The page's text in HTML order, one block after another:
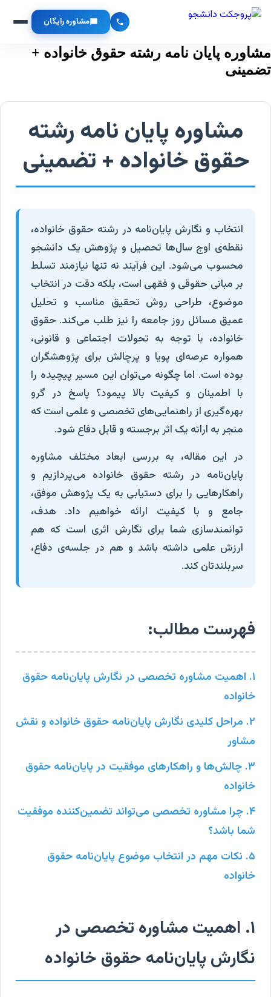
مشاوره رایگان
مشاوره پایان نامه رشته حقوق خانواده +
تضمینی
مشاوره پایان نامه رشته
حقوق خانواده + تضمینی
انتخاب و نگارش پایان‌نامه در رشته حقوق خانواده،
نقطه‌ی اوج سال‌ها تحصیل و پژوهش یک دانشجو
محسوب می‌شود. این فرآیند نه تنها نیازمند تسلط
بر مبانی حقوقی و فقهی است، بلکه دقت در انتخاب
موضوع، طراحی روش تحقیق مناسب و تحلیل
عمیق مسائل روز جامعه را نیز طلب می‌کند. حقوق
خانواده، با توجه به تحولات اجتماعی و قانونی،
همواره عرصه‌ای پویا و پرچالش برای پژوهشگران
بوده است. اما چگونه می‌توان این مسیر پیچیده را
با اطمینان و کیفیت بالا پیمود؟ پاسخ در گرو
بهره‌گیری از راهنمایی‌های تخصصی و علمی است که
منجر به ارائه یک اثر برجسته و قابل دفاع شود.
در این مقاله، به بررسی ابعاد مختلف مشاوره
پایان‌نامه در رشته حقوق خانواده می‌پردازیم و
راهکارهایی را برای دستیابی به یک پژوهش موفق،
جامع و با کیفیت ارائه خواهیم داد. هدف،
توانمندسازی شما برای نگارش اثری است که هم
ارزش علمی داشته باشد و هم در جلسه‌ی دفاع،
سربلندتان کند.
فهرست مطالب:
۱. اهمیت مشاوره تخصصی در نگارش پایان‌نامه حقوق
خانواده
۲. مراحل کلیدی نگارش پایان‌نامه حقوق خانواده و نقش
مشاور
۳. چالش‌ها و راهکارهای موفقیت در پایان‌نامه حقوق
خانواده
۴. چرا مشاوره تخصصی می‌تواند تضمین‌کننده موفقیت
شما باشد؟
۵. نکات مهم در انتخاب موضوع پایان‌نامه حقوق
خانواده
۱. اهمیت مشاوره تخصصی در
نگارش پایان‌نامه حقوق خانواده